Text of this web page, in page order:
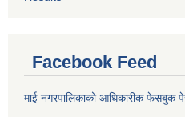
Facebook Feed
माई नगरपालिकाको आधिकारीक फेसबुक